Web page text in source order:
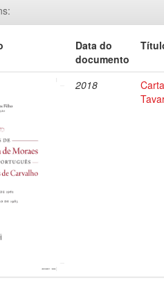
Data do
documento
2018